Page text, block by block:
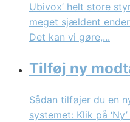
Ubivox’ helt store
meget sjældent
Det kan vi gøre,...
Tilføj ny
Sådan tilføjer du en
systemet: Klik på